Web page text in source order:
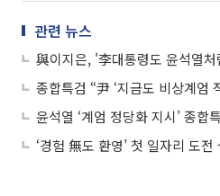
관련 뉴스
종합특검 “尹 ‘지금도 비상계엄
‘경험 無도 환영’ 첫 일자리 도전